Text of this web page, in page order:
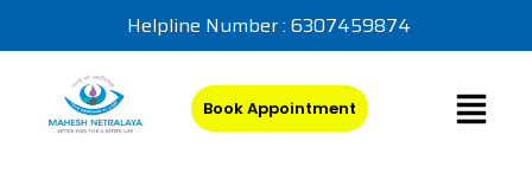
Helpline Number : 6307459874
Book Appointment